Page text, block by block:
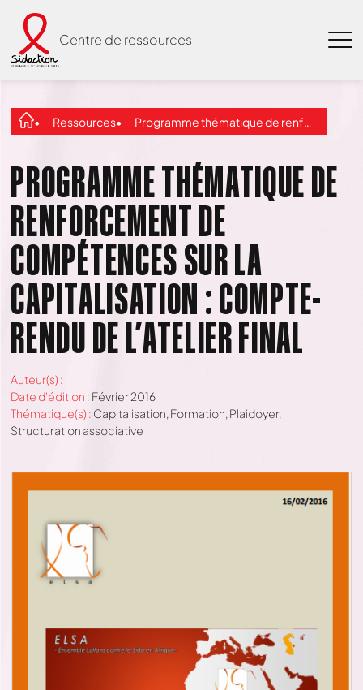
Centre de ressources
Ressources Programme thématique de renforcement de compétences sur la Capitalisation : compte-rendu de l’atelier final
PROGRAMME THÉMATIQUE DE
RENFORCEMENT DE
COMPÉTENCES SUR LA
CAPITALISATION : COMPTE-
RENDU DE L’ATELIER FINAL
Auteur(s) :
Date d'édition : Février 2016
Thématique(s) : Capitalisation, Formation, Plaidoyer,
Structuration associative